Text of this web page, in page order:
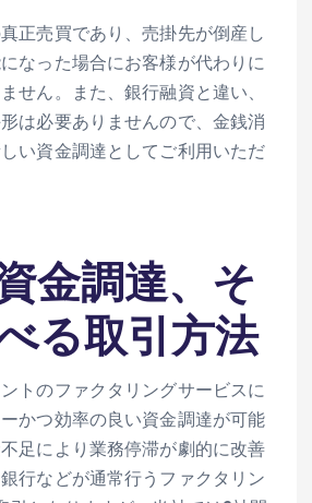
正売買であり、売掛先が倒産し
なった場合にお客様が代わりに
せん。また、銀行融資と違い、
は必要ありませんので、金銭消
い資金調達としてご利用いただ
金調達、そ
る取引方法
トのファクタリングサービスに
かつ効率の良い資金調達が可能
足により業務停滞が劇的に改善
行などが通常行うファクタリン